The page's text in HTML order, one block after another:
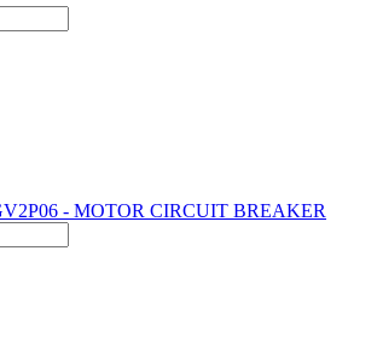
- MOTOR CIRCUIT BREAKER